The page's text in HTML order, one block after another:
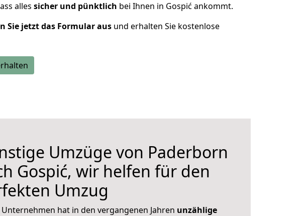
alles sicher und pünktlich bei Ihnen in Gospić ankommt.
Sie jetzt das Formular aus und erhalten Sie kostenlose
Umzüge von Paderborn
Gospić, wir helfen für den
Umzug
hat in den vergangenen Jahren unzählige